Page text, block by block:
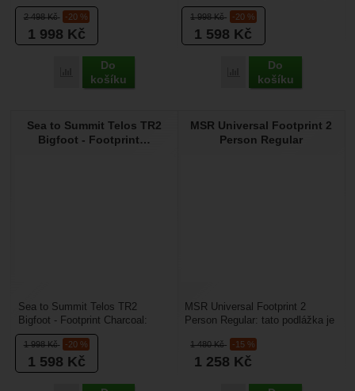
2 498Kč -20 %
1 998 Kč
Porovnat
Do
košíku
není jen obyčejná podlážka pod
stan. Na...
1 998Kč -20 %
1 598 Kč
Porovnat
Do
košíku
minimalistickou alternativou k
robustnější...
Sea to Summit Telos TR2
Bigfoot - Footprint…
1 998Kč -20 %
1 598 Kč
Sea to Summit Telos TR2
Bigfoot - Footprint Charcoal:
podložka pod stan Telos TR2,
která ochrání podlahu...
MSR Universal Footprint 2
Person Regular
1 480Kč -15 %
1 258 Kč
MSR Universal Footprint 2
Person Regular: tato podlážka je
váhu svého...